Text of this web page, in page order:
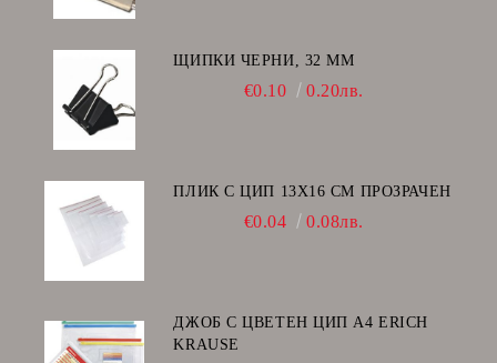
ЩИПКИ ЧЕРНИ, 32 ММ
€0.10 0.20лв.
ПЛИК С ЦИП 13X16 CM ПРОЗРАЧЕН
€0.04 0.08лв.
ДЖОБ С ЦВЕТЕН ЦИП А4 ERICH
KRAUSE